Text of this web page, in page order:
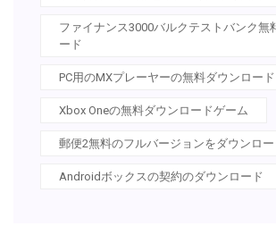
ファイナンス3000バルクテストバンク無
ード
PC用のMXプレーヤーの無料ダウンロード
Xbox Oneの無料ダウンロードゲーム
郵便2無料のフルバージョンをダウンロー
Androidボックスの契約のダウンロード